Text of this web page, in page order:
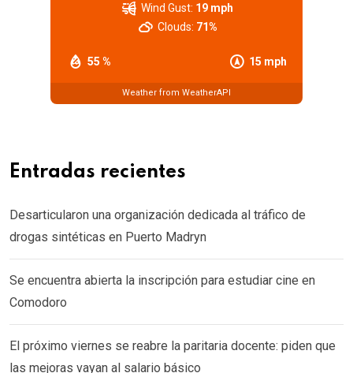
55 % 15 mph
Wind Gust: 19 mph
Clouds: 71%
Weather from WeatherAPI
Entradas recientes
Desarticularon una organización dedicada al tráfico de
drogas sintéticas en Puerto Madryn
Se encuentra abierta la inscripción para estudiar cine en
Comodoro
El próximo viernes se reabre la paritaria docente: piden que
las mejoras vayan al salario básico